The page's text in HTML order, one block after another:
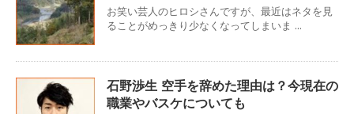
お笑い芸人のヒロシさんですが、最近はネタを見
ることがめっきり少なくなってしまいま ...
石野渉生 空手を辞めた理由は？今現在の
職業やバスケについても